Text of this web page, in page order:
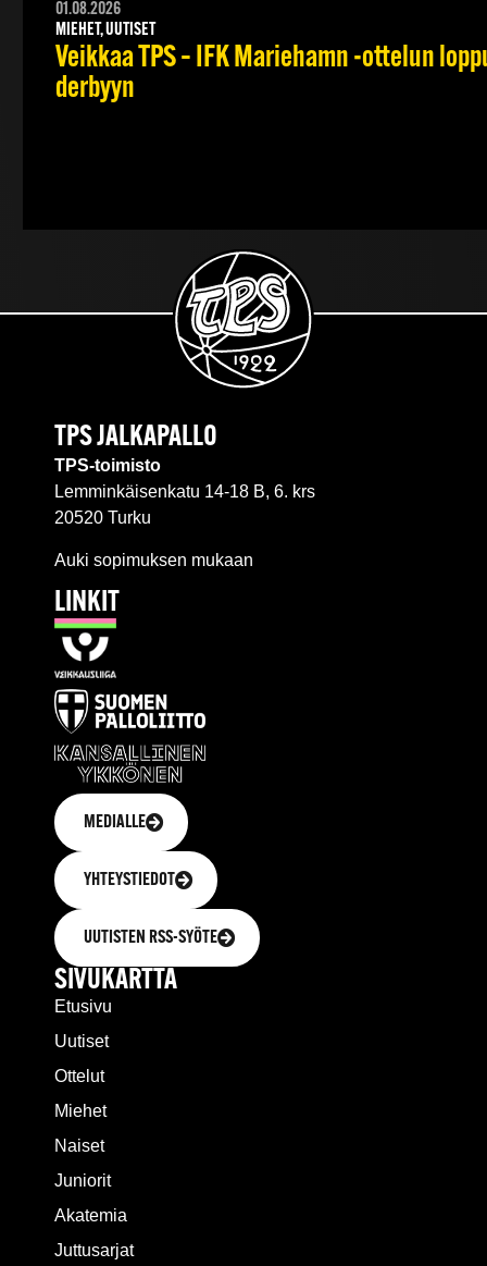
01.08.2026
MIEHET, UUTISET
Veikkaa TPS – IFK Mariehamn -ottelun
derbyyn
TPS JALKAPALLO
TPS-toimisto
Lemminkäisenkatu 14-18 B, 6. krs
20520 Turku
Auki sopimuksen mukaan
LINKIT
MEDIALLE
YHTEYSTIEDOT
UUTISTEN RSS-SYÖTE
SIVUKARTTA
Etusivu
Uutiset
Ottelut
Miehet
Naiset
Juniorit
Akatemia
Juttusarjat